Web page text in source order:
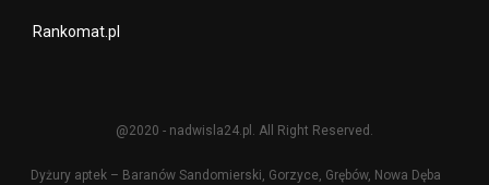
Rankomat.pl
@2020 - nadwisla24.pl. All Right Reserved.
Dyżury aptek – Baranów Sandomierski, Gorzyce, Grębów, Nowa Dęba